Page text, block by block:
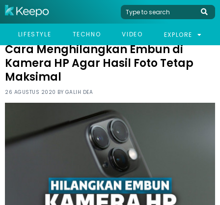
LIFESTYLE TECHNO VIDEO EXPLORE
HOME TECHNO
CARA MENGHILANGKAN EMBUN DI KAMERA HP AGAR HASIL
Cara Menghilangkan Embun di
Kamera HP Agar Hasil Foto Tetap
Maksimal
26 AGUSTUS 2020 BY GALIH DEA